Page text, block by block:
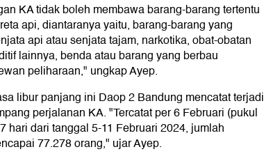
KA tidak boleh membawa barang-barang tertentu
api, diantaranya yaitu, barang-barang yang
api atau senjata tajam, narkotika, obat-obatan
lainnya, benda atau barang yang berbau
peliharaan," ungkap Ayep.
libur panjang ini Daop 2 Bandung mencatat terjadi
perjalanan KA. "Tercatat per 6 Februari (pukul
hari dari tanggal 5-11 Februari 2024, jumlah
77.278 orang," ujar Ayep.